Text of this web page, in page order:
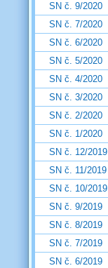
SN č. 9/2020
SN č. 7/2020
SN č. 6/2020
SN č. 5/2020
SN č. 4/2020
SN č. 3/2020
SN č. 2/2020
SN č. 1/2020
SN č. 12/2019
SN č. 11/2019
SN č. 10/2019
SN č. 9/2019
SN č. 8/2019
SN č. 7/2019
SN č. 6/2019